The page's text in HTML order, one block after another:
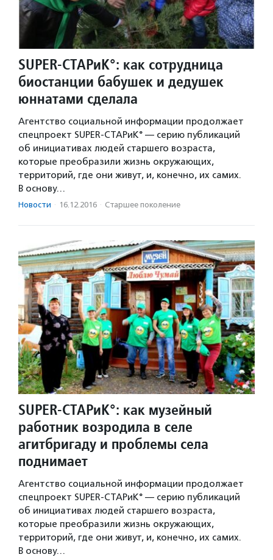
SUPER-СТАРиК°: как сотрудница
биостанции бабушек и дедушек
юннатами сделала
Агентство социальной информации продолжает
спецпроект SUPER-СТАРиК° — серию публикаций
об инициативах людей старшего возраста,
которые преобразили жизнь окружающих,
территорий, где они живут, и, конечно, их самих.
В основу…
Новости · 16.12.2016 · Старшее поколение
SUPER-СТАРиК°: как музейный
работник возродила в селе
агитбригаду и проблемы села
поднимает
Агентство социальной информации продолжает
спецпроект SUPER-СТАРиК° — серию публикаций
об инициативах людей старшего возраста,
которые преобразили жизнь окружающих,
территорий, где они живут, и, конечно, их самих.
В основу…